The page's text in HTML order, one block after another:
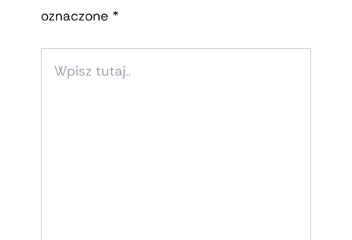
oznaczone *
TUTAJ..